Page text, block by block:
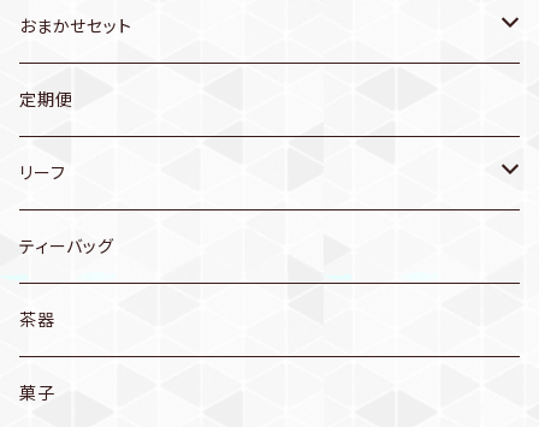
おまかせセット
送料無料
お茶
茶器
定期便
リーフ
煎茶
普段使いに…
産地別
玄米茶
ほうじ茶
ティーバッグ
茶器
菓子